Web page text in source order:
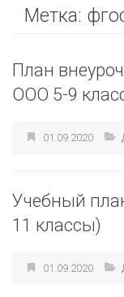
Метка:
План
ООО 5-9
01.09.2020
Учебный
11 классы)
01.09.2020